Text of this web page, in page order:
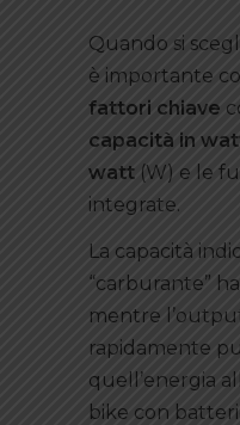
Quando si
è importante
fattori chiave
capacità in
watt (W) e le
integrate.
La capacità
“carburante”
mentre
rapidamente
quell’energia
bike con